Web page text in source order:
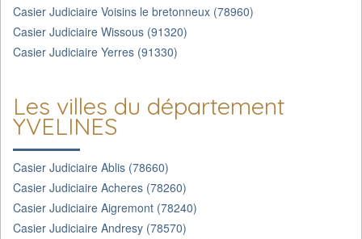
Casier Judiciaire Voisins le bretonneux (78960)
Casier Judiciaire Wissous (91320)
Casier Judiciaire Yerres (91330)
Les villes du département
YVELINES
Casier Judiciaire Ablis (78660)
Casier Judiciaire Acheres (78260)
Casier Judiciaire Aigremont (78240)
Casier Judiciaire Andresy (78570)